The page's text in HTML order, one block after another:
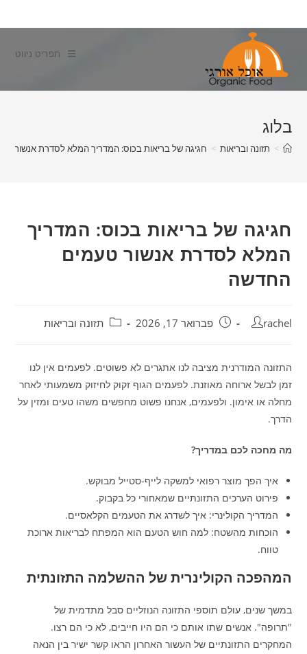
to
תפריט ניווט
בלוג
> תזונה ובריאות > חגיגה של בריאות בכוס: המדריך המלא לסדרת אנשור
חגיגה של בריאות בכוס: המדריך
המלא לסדרת אנשור טעמים
החדשה
מחבר:
rachel פורסם:פברואר 17, 2026 קטגוריה:תזונה ובריאות
התזונה המודרנית מציבה לנו אתגרים לא פשוטים. לפעמים אין לנו
זמן לבשל ארוחה מאוזנת. לפעמים הגוף זקוק לחיזוק משמעותי לאחר
מחלה או אימון. ולפעמים, אנחנו פשוט מחפשים משהו טעים ומזין על
הדרך.
מה מחכה לכם במדריך?
איך הפך מוצר רפואי למשקה לייף-סטייל מבוקש.
פירוט הערכים התזונתיים שמאחורי כל בקבוק.
המדריך הקולינרי: איך לשדרג את הטעמים הקלאסיים.
הוכחות מהשטח: למה חוש הטעם הוא המפתח לבריאות ארוכת
טווח.
המהפכה הקולינרית של ההשלמה התזונתית
במשך שנים, עולם תוספי התזונה הנוזליים סבל מתדמית של
"תרופה". אנשים שתו אותם כי הם היו חייבים, לא כי הם רצו.
המחקרים התזונתיים של העשור האחרון הראו קשר ישיר בין הנאה